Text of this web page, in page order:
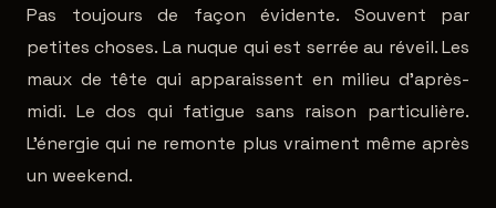
Pas toujours de façon évidente. Souvent par
petites choses. La nuque qui est serrée au réveil. Les
maux de tête qui apparaissent en milieu d'après-
midi. Le dos qui fatigue sans raison particulière.
L'énergie qui ne remonte plus vraiment même après
un weekend.